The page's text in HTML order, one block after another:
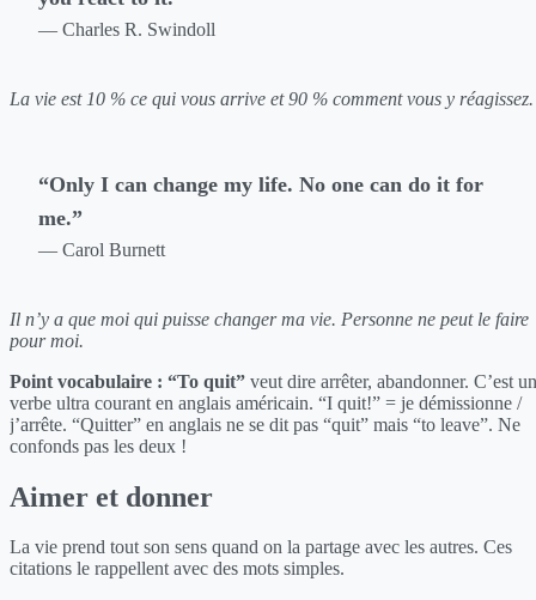
— Charles R. Swindoll
La vie est 10 % ce qui vous arrive et 90 % comment vous y réagissez.
“Only I can change my life. No one can do it for
me.”
— Carol Burnett
Il n’y a que moi qui puisse changer ma vie. Personne ne peut le faire
pour moi.
Point vocabulaire : “To quit” veut dire arrêter, abandonner. C’est un
verbe ultra courant en anglais américain. “I quit!” = je démissionne /
j’arrête. “Quitter” en anglais ne se dit pas “quit” mais “to leave”. Ne
confonds pas les deux !
Aimer et donner
La vie prend tout son sens quand on la partage avec les autres. Ces
citations le rappellent avec des mots simples.